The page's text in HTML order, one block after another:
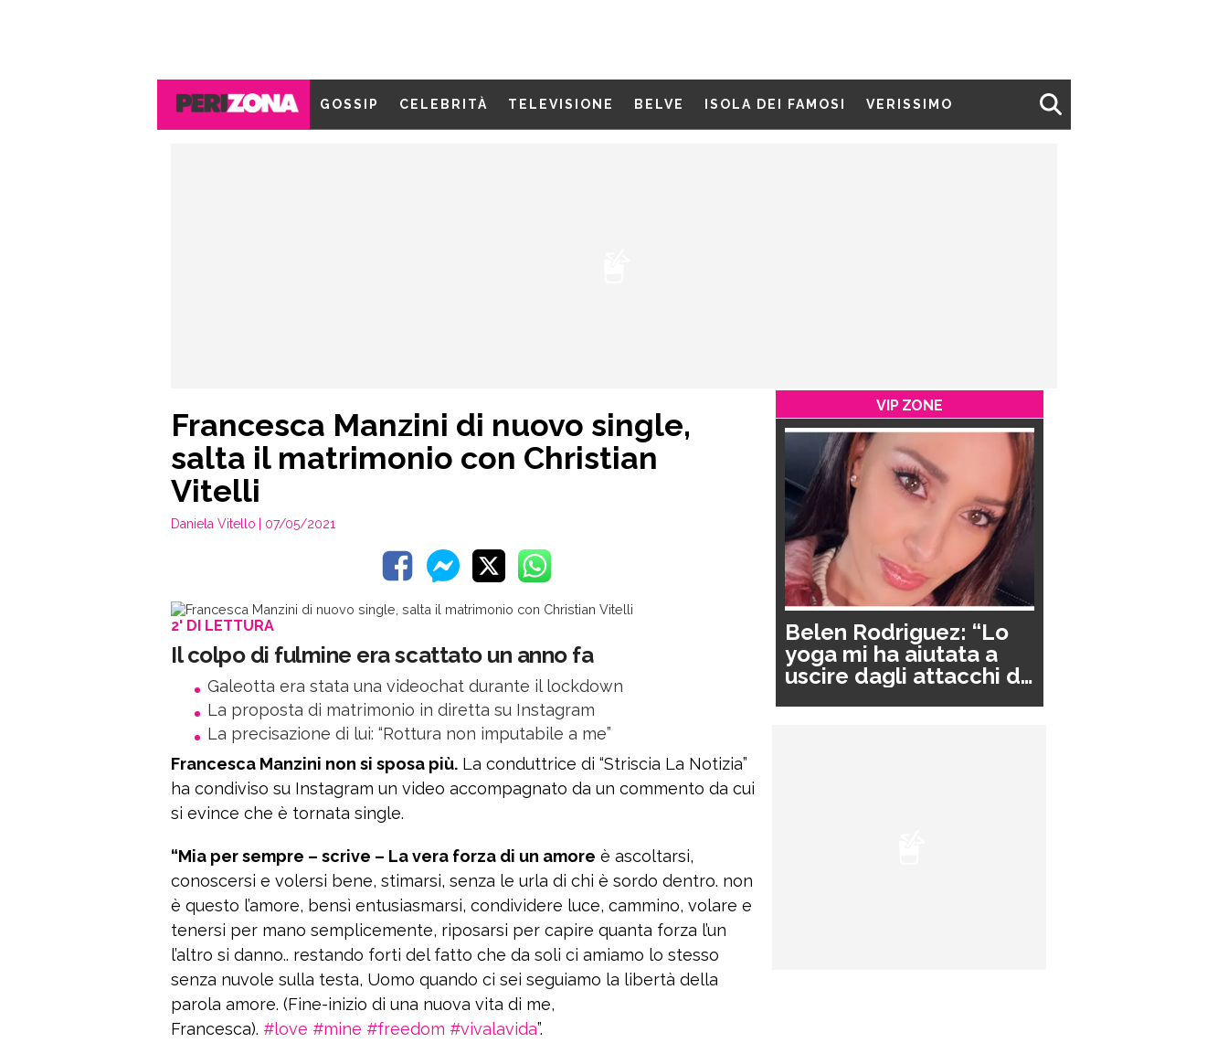
GOSSIP CELEBRITÀ TELEVISIONE BELVE ISOLA DEI FAMOSI VERISSIMO
Francesca Manzini di nuovo single,
salta il matrimonio con Christian
Vitelli
Daniela Vitello | 07/05/2021
2' DI LETTURA
Il colpo di fulmine era scattato un anno fa
Galeotta era stata una videochat durante il lockdown
La proposta di matrimonio in diretta su Instagram
La precisazione di lui: “Rottura non imputabile a me”
Francesca Manzini non si sposa più. La conduttrice di “Striscia La Notizia”
ha condiviso su Instagram un video accompagnato da un commento da cui
si evince che è tornata single.
“Mia per sempre – scrive – La vera forza di un amore è ascoltarsi,
conoscersi e volersi bene, stimarsi, senza le urla di chi è sordo dentro. non
è questo l’amore, bensì entusiasmarsi, condividere luce, cammino, volare e
tenersi per mano semplicemente, riposarsi per capire quanta forza l’un
l’altro si danno.. restando forti del fatto che da soli ci amiamo lo stesso
senza nuvole sulla testa, Uomo quando ci sei seguiamo la libertà della
parola amore. (Fine-inizio di una nuova vita di me,
Francesca). #love #mine #freedom #vivalavida”.
VIP ZONE
Belen Rodriguez: “Lo
yoga mi ha aiutata a
uscire dagli attacchi di